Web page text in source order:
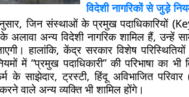
विदेशी नागरिकों से जुड़े
जिन संस्थाओं के प्रमुख पदाधिकारियों
अन्य विदेशी नागरिक शामिल हैं, उन्हें
हालांकि, केंद्र सरकार विशेष
में “प्रमुख पदाधिकारी” की परिभाषा का
के साझेदार, ट्रस्टी, हिंदू अविभाजित
वाले अन्य व्यक्ति भी शामिल होंगे।